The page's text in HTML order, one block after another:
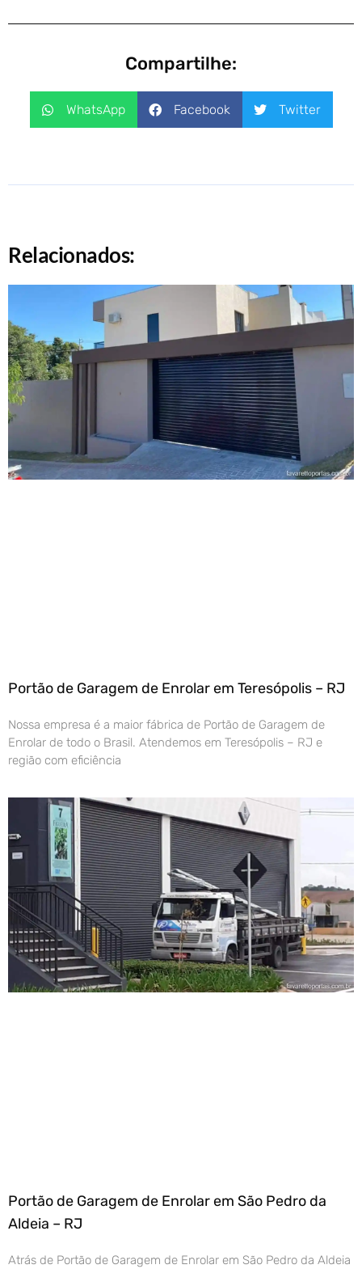
Compartilhe:
WhatsApp Facebook Twitter
Relacionados:
Portão de Garagem de Enrolar em Teresópolis – RJ
Nossa empresa é a maior fábrica de Portão de Garagem de
Enrolar de todo o Brasil. Atendemos em Teresópolis – RJ e
região com eficiência
Portão de Garagem de Enrolar em São Pedro da
Aldeia – RJ
Atrás de Portão de Garagem de Enrolar em São Pedro da Aldeia